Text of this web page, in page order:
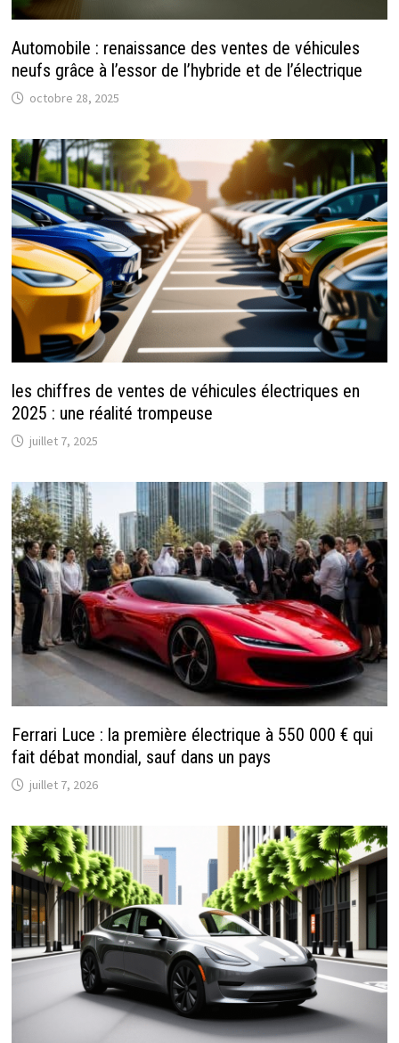
Automobile : renaissance des ventes de véhicules
neufs grâce à l’essor de l’hybride et de l’électrique
octobre 28, 2025
les chiffres de ventes de véhicules électriques en
2025 : une réalité trompeuse
juillet 7, 2025
Ferrari Luce : la première électrique à 550 000 € qui
fait débat mondial, sauf dans un pays
juillet 7, 2026